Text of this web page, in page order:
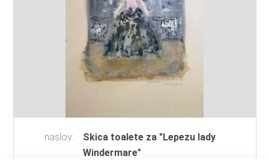
naslov:
Skica toalete za "Lepezu lady
Windermare"